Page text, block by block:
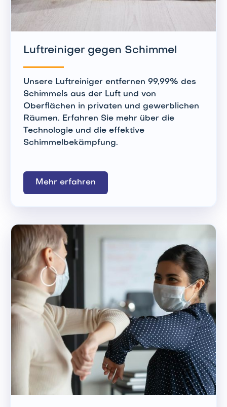
Luftreiniger gegen Schimmel
Unsere Luftreiniger entfernen 99,99% des
Schimmels aus der Luft und von
Oberflächen in privaten und gewerblichen
Räumen. Erfahren Sie mehr über die
Technologie und die effektive
Schimmelbekämpfung.
Mehr erfahren